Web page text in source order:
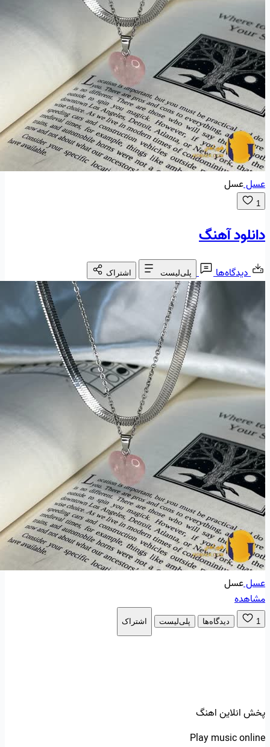
عسلعسل
1
دانلود آهنگ
دیدگاه‌ها پلی‌لیست اشتراک
عسلعسل
مشاهده
1 دیدگاه‌ها پلی‌لیست اشتراک
پخش انلاین اهنگ
Play music online